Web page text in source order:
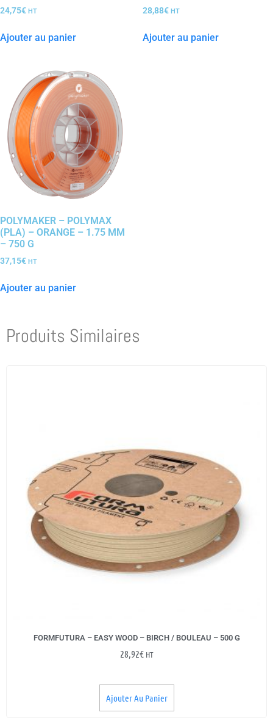
24,75€ HT
Ajouter au panier
28,88€ HT
Ajouter au panier
POLYMAKER – POLYMAX
(PLA) – ORANGE – 1.75 MM
– 750 G
37,15€ HT
Ajouter au panier
Produits Similaires
FORMFUTURA – EASY WOOD – BIRCH / BOULEAU – 500 G
28,92€ HT
Ajouter Au Panier